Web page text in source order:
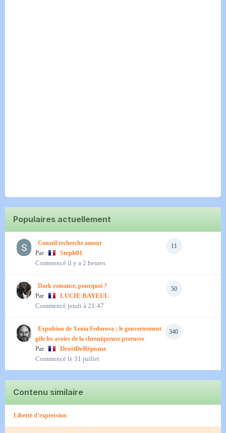
Populaires actuellement
11
Conseil recherche amour
Par
Steph01
Commencé il y a 2 heures
50
Dark romance, pourquoi ?
Par
LUCIE BAYEUL
Commencé jeudi à 21:47
340
Expulsion de Xenia Fedorova : le gouvernement
gèle les avoirs de la chroniqueuse prorusse
Par
DroitDeRéponse
Commencé le 31 juillet
Contenu similaire
Liberté d’expression